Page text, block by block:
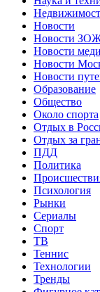
Новости
Новости
Новости
Новости
Новости
Образование
Общество
Около спорта
Отдых в
Отдых за
ПДД
Политика
Психология
Рынки
Сериалы
Спорт
ТВ
Теннис
Технологии
Тренды